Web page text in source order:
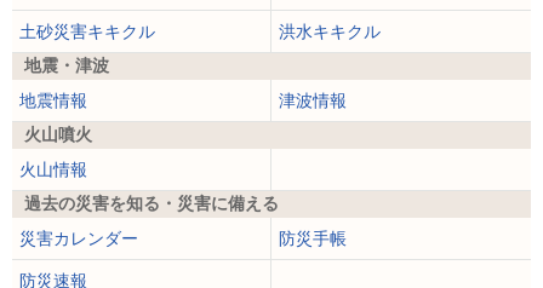
土砂災害キキクル
洪水キキクル
地震・津波
地震情報
津波情報
火山噴火
火山情報
過去の災害を知る・災害に備える
災害カレンダー
防災手帳
防災速報